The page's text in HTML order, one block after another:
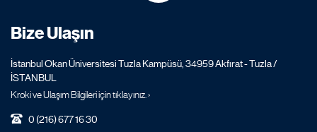
Bize Ulaşın
İstanbul Okan Üniversitesi Tuzla Kampüsü, 34959 Akfırat - Tuzla /
İSTANBUL
Kroki ve Ulaşım Bilgileri için tıklayınız. ›
0 (216) 677 16 30